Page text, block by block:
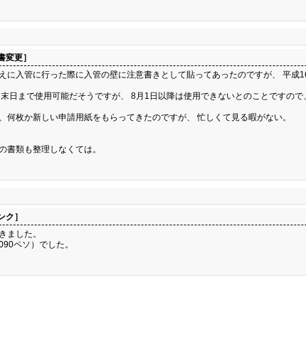
変更］
に入管に行った際に入管の壁に注意書きとして貼ってあったのですが、 平
日まで使用可能だそうですが、 8月1日以降は使用できないとのことですの
何枚か新しい申請用紙をもらってきたのですが、 忙しくて見る暇がない。
書類も整理しなくては。
ク］
ました。
ペソ）でした。